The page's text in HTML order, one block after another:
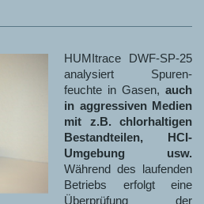
HUMItrace DWF-SP-25
analysiert Spuren-
feuchte in Gasen, auch
in aggressiven Medien
mit z.B. chlorhaltigen
Bestandteilen, HCI-
Umgebung usw.
Während des laufenden
Betriebs erfolgt eine
Überprüfung der